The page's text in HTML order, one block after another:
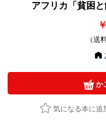
アフリカ「貧困
（送
か
気になる本に追